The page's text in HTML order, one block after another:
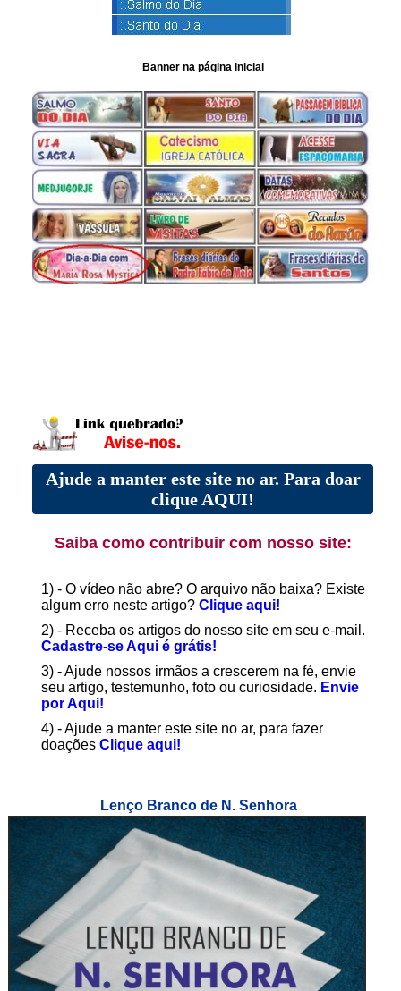
Banner na página inicial
Ajude a manter este site no ar. Para doar
clique AQUI!
Saiba como contribuir com nosso site:
1) - O vídeo não abre? O arquivo não baixa? Existe
algum erro neste artigo? Clique aqui!
2) - Receba os artigos do nosso site em seu e-mail.
Cadastre-se Aqui é grátis!
3) - Ajude nossos irmãos a crescerem na fé, envie
seu artigo, testemunho, foto ou curiosidade. Envie
por Aqui!
4) - Ajude a manter este site no ar, para fazer
doações Clique aqui!
Lenço Branco de N. Senhora